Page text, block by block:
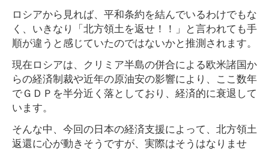
ロシアから見れば、平和条約を結んでいるわけでもな
く、いきなり「北方領土を返せ！！」と言われても手
順が違うと感じていたのではないかと推測されます。
現在ロシアは、クリミア半島の併合による欧米諸国か
らの経済制裁や近年の原油安の影響により、ここ数年
でＧＤＰを半分近く落としており、経済的に衰退して
います。
そんな中、今回の日本の経済支援によって、北方領土
返還に心が動きそうですが、実際はそうはなりませ